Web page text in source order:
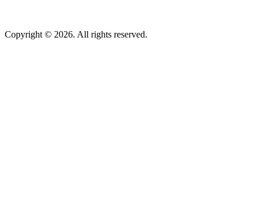
Copyright © 2026. All rights reserved.